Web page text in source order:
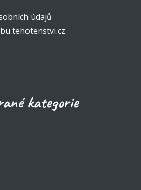
údajů
tehotenstvi.cz
kategorie